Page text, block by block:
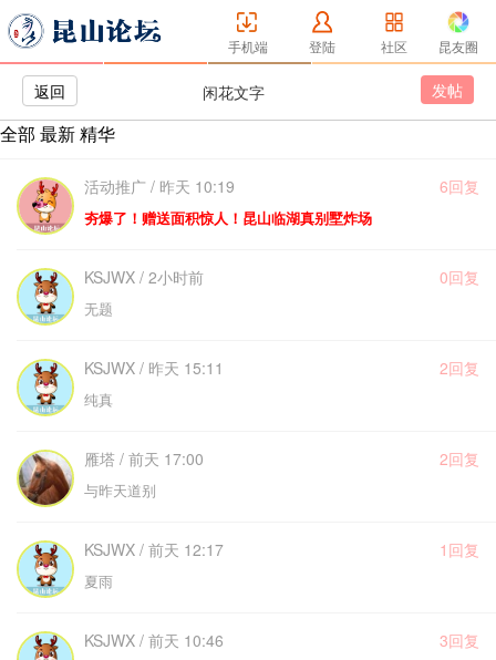
手机端 登陆 社区 昆友圈
返回 闲花文字 发帖
全部 最新精华
活动推广 / 昨天 10:19 6回复
夯爆了！赠送面积惊人！昆山临湖真别墅炸场
KSJWX / 2小时前 0回复
无题
KSJWX / 昨天 15:11 2回复
纯真
雁塔 / 前天 17:00 2回复
与昨天道别
KSJWX / 前天 12:17 1回复
夏雨
KSJWX / 前天 10:46 3回复